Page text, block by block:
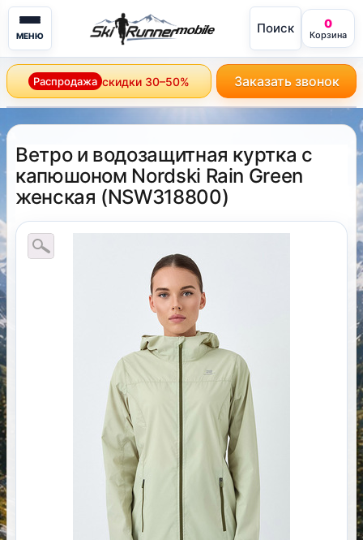
МЕНЮ mobile Поиск 0
Корзина
Распродажа скидки 30–50% Заказать звонок
Ветро и водозащитная куртка с
капюшоном Nordski Rain Green
женская (NSW318800)